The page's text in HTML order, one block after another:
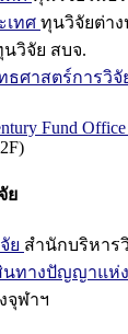
เทศ ทุนวิจัยต่าง
วิจัย สบจ.
ศาสตร์การวิจั
Fund
ย
ย สำนักบริหาร
ทางปัญญาแห่
จุฬาฯ